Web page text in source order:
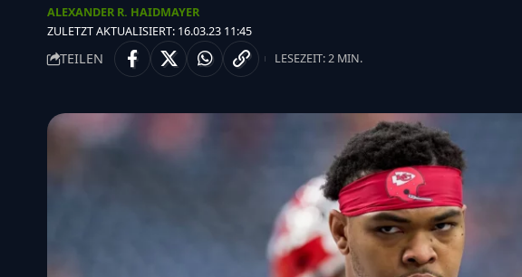
ZULETZT AKTUALISIERT: 16.03.23 11:45
ALEXANDER R. HAIDMAYER
TEILEN LESEZEIT: 2 MIN.